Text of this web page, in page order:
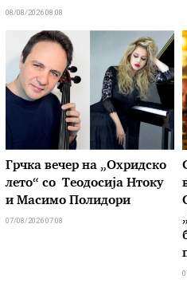
08/08/2026 08:08
Грчка вечер на „Охридско
лето“ со Теодосија Нтоку
и Масимо Полидори
07/08/2026 07:08